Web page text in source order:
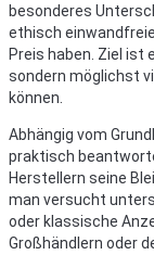
besonderes
ethisch
Preis haben. Ziel ist
sondern möglichst
können.
Abhängig vom
praktisch
Herstellern seine
man versucht
oder klassische
Großhändlern oder